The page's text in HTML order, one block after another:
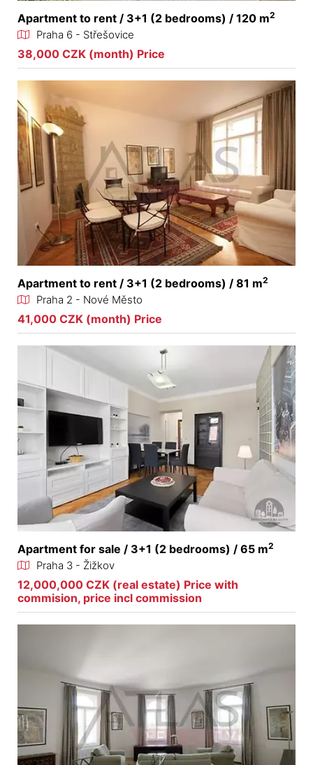
Apartment to rent / 3+1 (2 bedrooms) / 120 m2
Praha 6 - Střešovice
38,000 CZK (month) Price
Apartment to rent / 3+1 (2 bedrooms) / 81 m2
Praha 2 - Nové Město
41,000 CZK (month) Price
Apartment for sale / 3+1 (2 bedrooms) / 65 m2
Praha 3 - Žižkov
12,000,000 CZK (real estate) Price with
commision, price incl commission